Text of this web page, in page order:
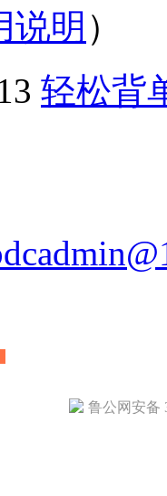
说明 ）
轻松背
鲁公网安备